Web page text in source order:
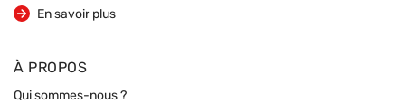
En savoir plus
sur la revue
À PROPOS
Qui sommes-nous ?